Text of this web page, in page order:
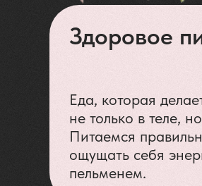
Время для себя
Хочешь в бассейн? В сад?
Прогулку вдоль океана?
Мы только за – главное, не делай
это в позе «собака мордой вниз».